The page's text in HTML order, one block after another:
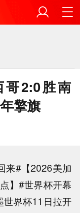
哥2:0胜南
擎旗
来#【2026美加
】#世界杯开幕
界杯11日拉开